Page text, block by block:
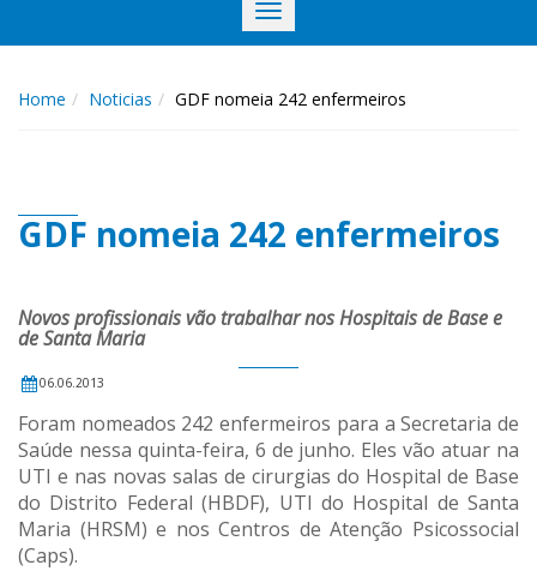
Toggle
navigation
Home Noticias GDF nomeia 242 enfermeiros
GDF nomeia 242 enfermeiros
Novos profissionais vão trabalhar nos Hospitais de Base e
de Santa Maria
06.06.2013
Foram nomeados 242 enfermeiros para a Secretaria de
Saúde nessa quinta-feira, 6 de junho. Eles vão atuar na
UTI e nas novas salas de cirurgias do Hospital de Base
do Distrito Federal (HBDF), UTI do Hospital de Santa
Maria (HRSM) e nos Centros de Atenção Psicossocial
(Caps).